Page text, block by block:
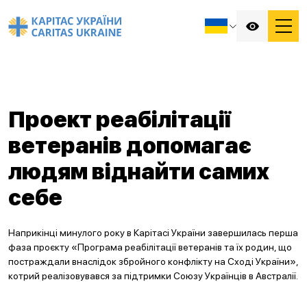
Проект реабілітації
ветеранів допомагає
людям віднайти самих
себе
Наприкінці минулого року в Карітасі України завершилась перша
фаза проєкту «Програма реабілітації ветеранів та їх родин, що
постраждали внаслідок збройного конфлікту на Сході України»,
котрий реалізовувався за підтримки Союзу Українців в Австралії.